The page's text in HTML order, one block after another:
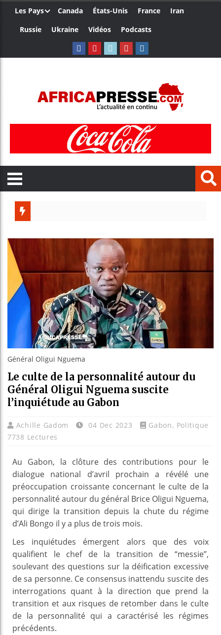
Les Pays Canada États-Unis France
Iran
Russie
Ukraine Vidéos Podcasts
Général Oligui Nguema
Le culte de la personnalité autour du
Général Oligui Nguema suscite
l’inquiétude au Gabon
Achille Gadom 04 Dec 2023 Gabon, Politique
7738 Lectures
Au Gabon, la clôture des contributions pour le
dialogue national d’avril prochain a révélé une
préoccupation croissante concernant le culte de la
personnalité autour du général Brice Oligui Nguema,
qui dirige la transition depuis la chute du régime
d’Ali Bongo il y a plus de trois mois.
Les inquiétudes émergent alors que des voix
qualifient le chef de la transition de “messie”,
soulevant des questions sur la déification excessive
de sa personne. Ce consensus inattendu suscite des
interrogations quant à la direction que prend la
transition et aux risques de retomber dans le culte
de la personnalité qui a caractérisé les régimes
précédents.